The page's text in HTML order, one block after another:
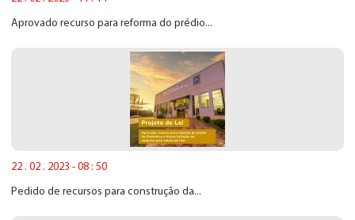
Aprovado recurso para reforma do prédio...
22 . 02 . 2023 - 08 : 50
Pedido de recursos para construção da...